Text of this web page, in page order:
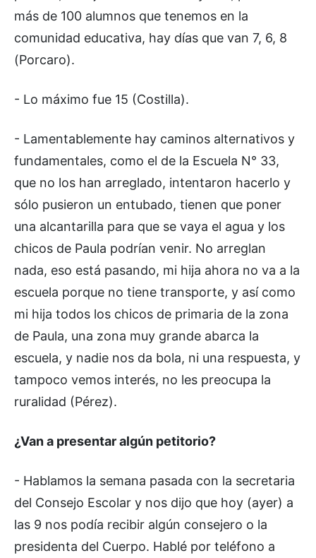
más de 100 alumnos que tenemos en la
comunidad educativa, hay días que van 7, 6, 8
(Porcaro).
- Lo máximo fue 15 (Costilla).
- Lamentablemente hay caminos alternativos y
fundamentales, como el de la Escuela N° 33,
que no los han arreglado, intentaron hacerlo y
sólo pusieron un entubado, tienen que poner
una alcantarilla para que se vaya el agua y los
chicos de Paula podrían venir. No arreglan
nada, eso está pasando, mi hija ahora no va a la
escuela porque no tiene transporte, y así como
mi hija todos los chicos de primaria de la zona
de Paula, una zona muy grande abarca la
escuela, y nadie nos da bola, ni una respuesta, y
tampoco vemos interés, no les preocupa la
ruralidad (Pérez).
¿Van a presentar algún petitorio?
- Hablamos la semana pasada con la secretaria
del Consejo Escolar y nos dijo que hoy (ayer) a
las 9 nos podía recibir algún consejero o la
presidenta del Cuerpo. Hablé por teléfono a